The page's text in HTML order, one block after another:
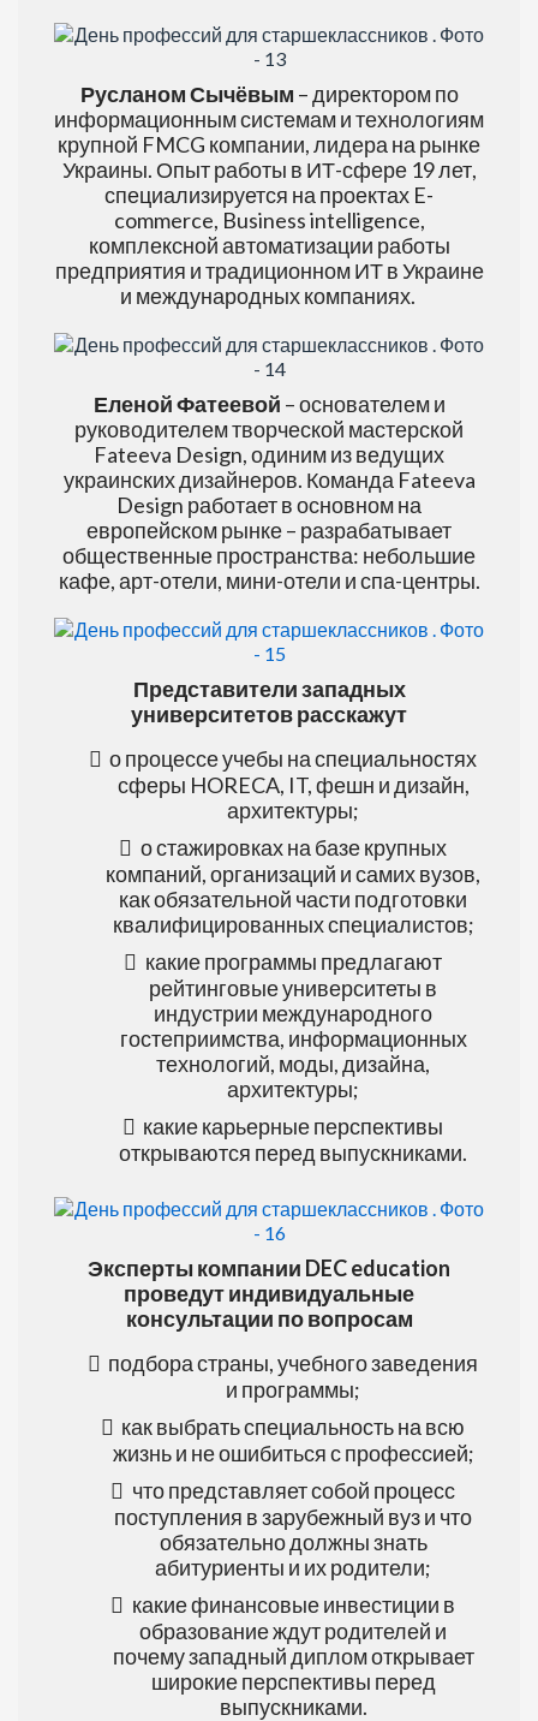
Русланом Сычёвым – директором по
информационным системам и технологиям
крупной FMCG компании, лидера на рынке
Украины. Опыт работы в ИТ-сфере 19 лет,
специализируется на проектах E-
commerce, Business intelligence,
комплексной автоматизации работы
предприятия и традиционном ИТ в Украине
и международных компаниях.
Еленой Фатеевой – основателем и
руководителем творческой мастерской
Fateeva Design, одиним из ведущих
украинских дизайнеров. Команда Fateeva
Design работает в основном на
европейском рынке – разрабатывает
общественные пространства: небольшие
кафе, арт-отели, мини-отели и спа-центры.
Представители западных
университетов расскажут
о процессе учебы на специальностях
сферы HORECA, IT, фешн и дизайн,
архитектуры;
о стажировках на базе крупных
компаний, организаций и самих вузов,
как обязательной части подготовки
квалифицированных специалистов;
какие программы предлагают
рейтинговые университеты в
индустрии международного
гостеприимства, информационных
технологий, моды, дизайна,
архитектуры;
какие карьерные перспективы
открываются перед выпускниками.
Эксперты компании DEC education
проведут индивидуальные
консультации по вопросам
подбора страны, учебного заведения
и программы;
как выбрать специальность на всю
жизнь и не ошибиться с профессией;
что представляет собой процесс
поступления в зарубежный вуз и что
обязательно должны знать
абитуриенты и их родители;
какие финансовые инвестиции в
образование ждут родителей и
почему западный диплом открывает
широкие перспективы перед
выпускниками.